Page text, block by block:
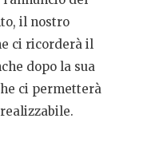
il nostro
ci ricorderà il
dopo la sua
ci permetterà